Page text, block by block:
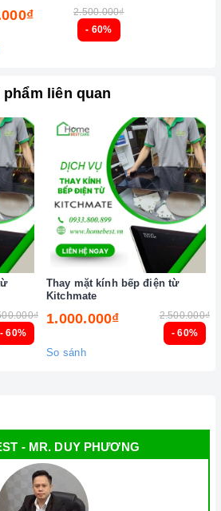
- 60%
2.500.000₫
phẩm liên quan
- 60% - 60%
Thay mặt kính bếp điện từ
Kitchmate
1.000.000₫ 2.500.000₫
So sánh
- MR. DUY PHƯƠNG